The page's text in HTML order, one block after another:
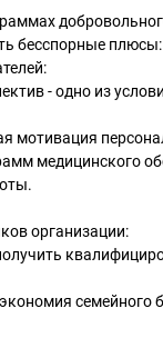
бесспорные плюсы:
- одно из
мотивация
медицинского
организации:
семейного